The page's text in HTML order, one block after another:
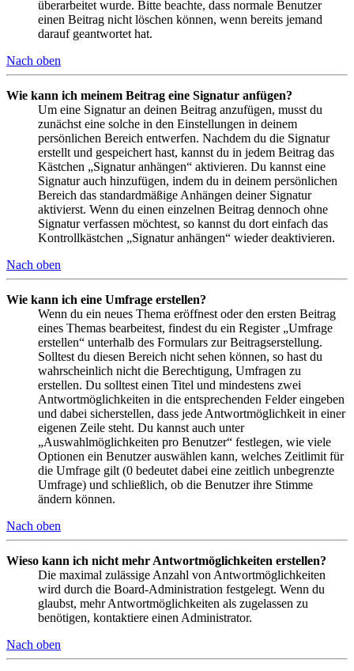
überarbeitet wurde. Bitte beachte, dass normale Benutzer
einen Beitrag nicht löschen können, wenn bereits jemand
darauf geantwortet hat.
Nach oben
Wie kann ich meinem Beitrag eine Signatur anfügen?
Um eine Signatur an deinen Beitrag anzufügen, musst du
zunächst eine solche in den Einstellungen in deinem
persönlichen Bereich entwerfen. Nachdem du die Signatur
erstellt und gespeichert hast, kannst du in jedem Beitrag das
Kästchen „Signatur anhängen“ aktivieren. Du kannst eine
Signatur auch hinzufügen, indem du in deinem persönlichen
Bereich das standardmäßige Anhängen deiner Signatur
aktivierst. Wenn du einen einzelnen Beitrag dennoch ohne
Signatur verfassen möchtest, so kannst du dort einfach das
Kontrollkästchen „Signatur anhängen“ wieder deaktivieren.
Nach oben
Wie kann ich eine Umfrage erstellen?
Wenn du ein neues Thema eröffnest oder den ersten Beitrag
eines Themas bearbeitest, findest du ein Register „Umfrage
erstellen“ unterhalb des Formulars zur Beitragserstellung.
Solltest du diesen Bereich nicht sehen können, so hast du
wahrscheinlich nicht die Berechtigung, Umfragen zu
erstellen. Du solltest einen Titel und mindestens zwei
Antwortmöglichkeiten in die entsprechenden Felder eingeben
und dabei sicherstellen, dass jede Antwortmöglichkeit in einer
eigenen Zeile steht. Du kannst auch unter
„Auswahlmöglichkeiten pro Benutzer“ festlegen, wie viele
Optionen ein Benutzer auswählen kann, welches Zeitlimit für
die Umfrage gilt (0 bedeutet dabei eine zeitlich unbegrenzte
Umfrage) und schließlich, ob die Benutzer ihre Stimme
ändern können.
Nach oben
Wieso kann ich nicht mehr Antwortmöglichkeiten erstellen?
Die maximal zulässige Anzahl von Antwortmöglichkeiten
wird durch die Board-Administration festgelegt. Wenn du
glaubst, mehr Antwortmöglichkeiten als zugelassen zu
benötigen, kontaktiere einen Administrator.
Nach oben